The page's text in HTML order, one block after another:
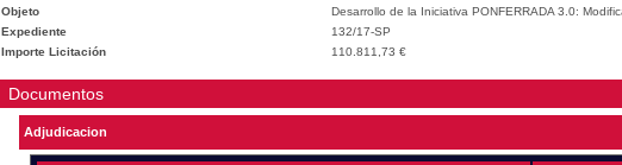
Objeto
Desarrollo de la Iniciativa PONFERRADA 3.0:
Expediente
132/17-SP
Importe Licitación
110.811,73 €
Documentos
Adjudicacion